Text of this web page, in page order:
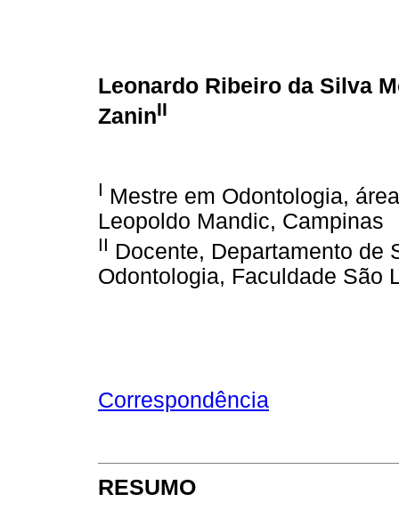
Leonardo Ribeiro da Silva
ZaninII
I Mestre em Odontologia,
Leopoldo Mandic, Campinas
II Docente, Departamento de
Odontologia, Faculdade São
Correspondência
RESUMO